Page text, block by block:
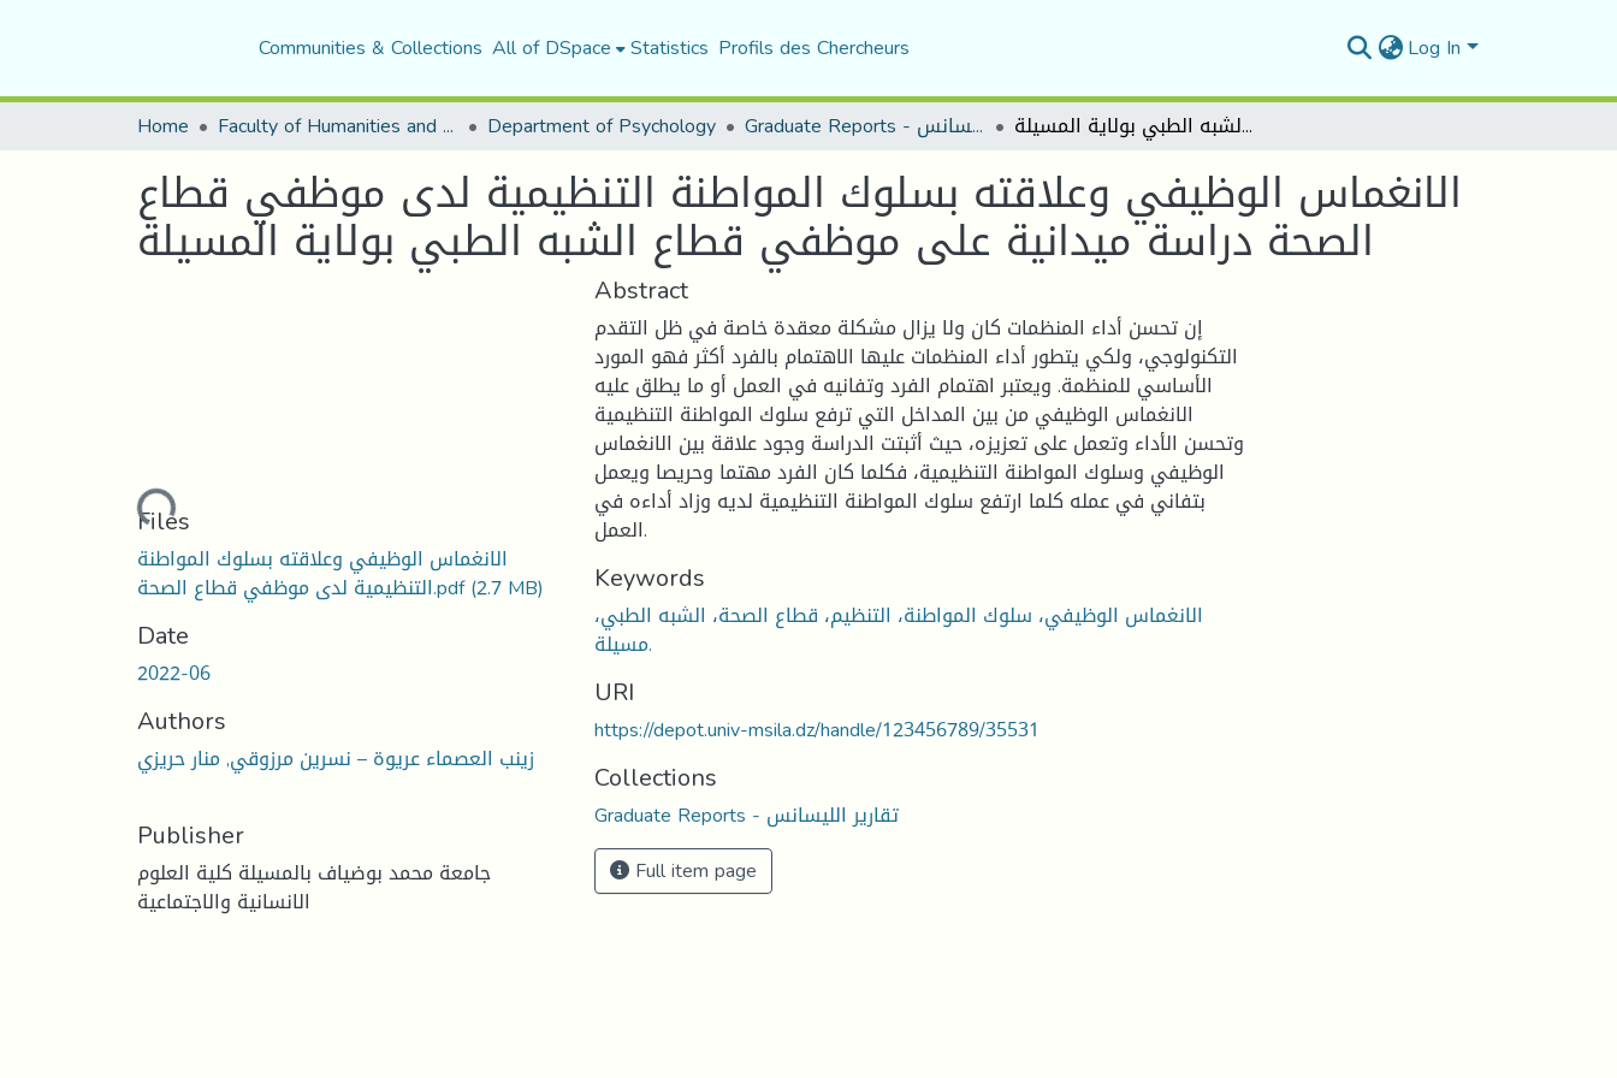
Communities & Collections All of DSpace Statistics Profils des Chercheurs Log In
Home Faculty of Humanities and Social Sciences Department of Psychology Graduate Reports - تقارير الليسانس الانغماس الوظيفي وعلاقته بسلوك المواطنة التنظيمية لدى موظفي قطاع الصحة دراسة ميدانية على موظفي قطاع الشبه الطبي بولاية المسيلة
الانغماس الوظيفي وعلاقته بسلوك المواطنة التنظيمية لدى موظفي قطاع
الصحة دراسة ميدانية على موظفي قطاع الشبه الطبي بولاية المسيلة
Loading...
Files
الانغماس الوظيفي وعلاقته بسلوك المواطنة
التنظيمية لدى موظفي قطاع الصحة.pdf(2.7 MB)
Date
2022-06
Authors
زينب العصماء عريوة – نسرين مرزوقي, منار حريزي
Publisher
جامعة محمد بوضياف بالمسيلة كلية العلوم
الانسانية والاجتماعية
Abstract
إن تحسن أداء المنظمات كان ولا يزال مشكلة معقدة خاصة في ظل التقدم
التكنولوجي، ولكي يتطور أداء المنظمات عليها الاهتمام بالفرد أكثر فهو المورد
الأساسي للمنظمة. ويعتبر اهتمام الفرد وتفانيه في العمل أو ما يطلق عليه
الانغماس الوظيفي من بين المداخل التي ترفع سلوك المواطنة التنظيمية
وتحسن الأداء وتعمل على تعزيزه، حيث أثبتت الدراسة وجود علاقة بين الانغماس
الوظيفي وسلوك المواطنة التنظيمية، فكلما كان الفرد مهتما وحريصا ويعمل
بتفاني في عمله كلما ارتفع سلوك المواطنة التنظيمية لديه وزاد أداءه في
العمل.
Keywords
الانغماس الوظيفي، سلوك المواطنة، التنظيم، قطاع الصحة، الشبه الطبي،
مسيلة.
URI
https://depot.univ-msila.dz/handle/123456789/35531
Collections
Graduate Reports - تقارير الليسانس
Full item page